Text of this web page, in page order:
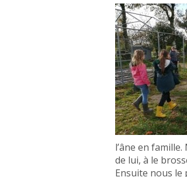
l’âne en
de lui, à le
Ensuite nous